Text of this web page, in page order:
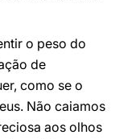
o peso do
de
como se o
Não caiamos
aos olhos